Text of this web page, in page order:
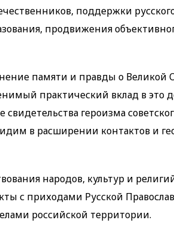
поддержки
продвижения
памяти и правды о Великой
практический вклад в это
героизма
в расширении контактов и
народов, культур и
с приходами Русской
российской территории.